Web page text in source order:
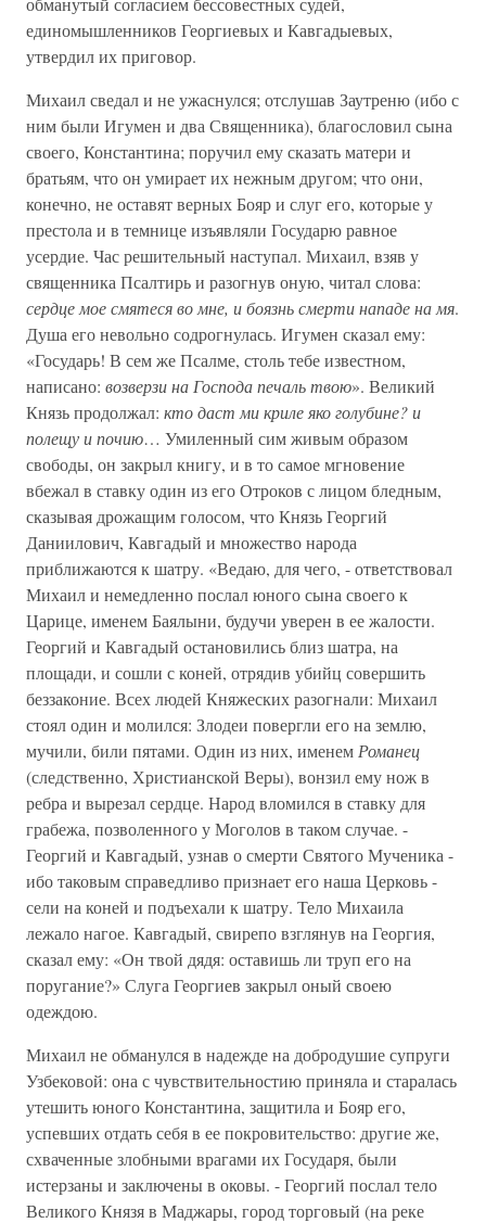
единомышленников Георгиевых и Кавгадыевых,
утвердил их приговор.
Михаил сведал и не ужаснулся; отслушав Заутреню (ибо с
ним были Игумен и два Священника), благословил сына
своего, Константина; поручил ему сказать матери и
братьям, что он умирает их нежным другом; что они,
конечно, не оставят верных Бояр и слуг его, которые у
престола и в темнице изъявляли Государю равное
усердие. Час решительный наступал. Михаил, взяв у
священника Псалтирь и разогнув оную, читал слова:
сердце мое смятеся во мне, и боязнь смерти нападе на мя.
Душа его невольно содрогнулась. Игумен сказал ему:
«Государь! В сем же Псалме, столь тебе известном,
написано: возверзи на Господа печаль твою». Великий
Князь продолжал: кто даст ми криле яко голубине? и
полещу и почию… Умиленный сим живым образом
свободы, он закрыл книгу, и в то самое мгновение
вбежал в ставку один из его Отроков с лицом бледным,
сказывая дрожащим голосом, что Князь Георгий
Даниилович, Кавгадый и множество народа
приближаются к шатру. «Ведаю, для чего, - ответствовал
Михаил и немедленно послал юного сына своего к
Царице, именем Баялыни, будучи уверен в ее жалости.
Георгий и Кавгадый остановились близ шатра, на
площади, и сошли с коней, отрядив убийц совершить
беззаконие. Всех людей Княжеских разогнали: Михаил
стоял один и молился: Злодеи повергли его на землю,
мучили, били пятами. Один из них, именем Романец
(следственно, Христианской Веры), вонзил ему нож в
ребра и вырезал сердце. Народ вломился в ставку для
грабежа, позволенного у Моголов в таком случае. -
Георгий и Кавгадый, узнав о смерти Святого Мученика -
ибо таковым справедливо признает его наша Церковь -
сели на коней и подъехали к шатру. Тело Михаила
лежало нагое. Кавгадый, свирепо взглянув на Георгия,
сказал ему: «Он твой дядя: оставишь ли труп его на
поругание?» Слуга Георгиев закрыл оный своею
одеждою.
Михаил не обманулся в надежде на добродушие супруги
Узбековой: она с чувствительностию приняла и старалась
утешить юного Константина, защитила и Бояр его,
успевших отдать себя в ее покровительство: другие же,
схваченные злобными врагами их Государя, были
истерзаны и заключены в оковы. - Георгий послал тело
Великого Князя в Маджары, город торговый (на реке